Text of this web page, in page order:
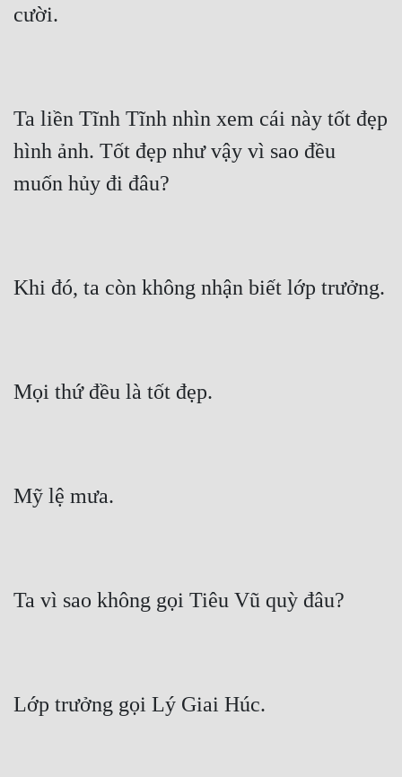
cười.
Ta liền Tĩnh Tĩnh nhìn xem cái này tốt đẹp
hình ảnh. Tốt đẹp như vậy vì sao đều
muốn hủy đi đâu?
Khi đó, ta còn không nhận biết lớp trưởng.
Mọi thứ đều là tốt đẹp.
Mỹ lệ mưa.
Ta vì sao không gọi Tiêu Vũ quỳ đâu?
Lớp trưởng gọi Lý Giai Húc.